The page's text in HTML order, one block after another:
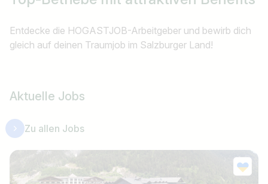
Entdecke die HOGASTJOB-Arbeitgeber und bewirb dich
gleich auf deinen Traumjob im Salzburger Land!
Aktuelle Jobs
Zu allen Jobs